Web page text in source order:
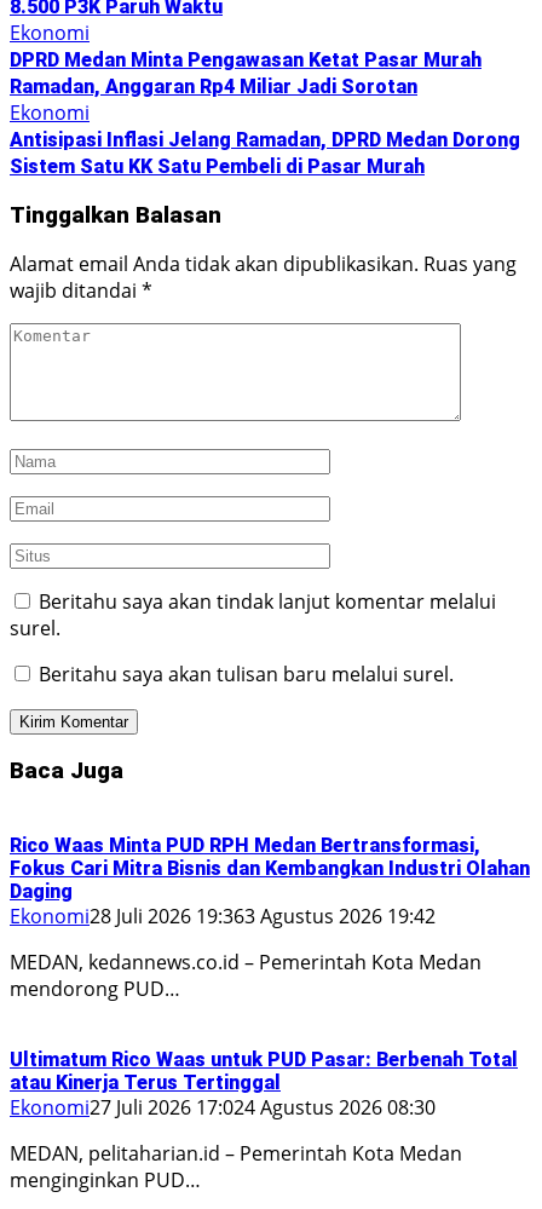
8.500 P3K Paruh Waktu
Ekonomi
DPRD Medan Minta Pengawasan Ketat Pasar Murah
Ramadan, Anggaran Rp4 Miliar Jadi Sorotan
Ekonomi
Antisipasi Inflasi Jelang Ramadan, DPRD Medan Dorong
Sistem Satu KK Satu Pembeli di Pasar Murah
Tinggalkan Balasan
Alamat email Anda tidak akan dipublikasikan. Ruas yang
wajib ditandai *
Beritahu saya akan tindak lanjut komentar melalui
surel.
Beritahu saya akan tulisan baru melalui surel.
Baca Juga
Rico Waas Minta PUD RPH Medan Bertransformasi,
Fokus Cari Mitra Bisnis dan Kembangkan Industri Olahan
Daging
Ekonomi28 Juli 2026 19:363 Agustus 2026 19:42
MEDAN, kedannews.co.id – Pemerintah Kota Medan
mendorong PUD…
Ultimatum Rico Waas untuk PUD Pasar: Berbenah Total
atau Kinerja Terus Tertinggal
Ekonomi27 Juli 2026 17:024 Agustus 2026 08:30
MEDAN, pelitaharian.id – Pemerintah Kota Medan
menginginkan PUD…